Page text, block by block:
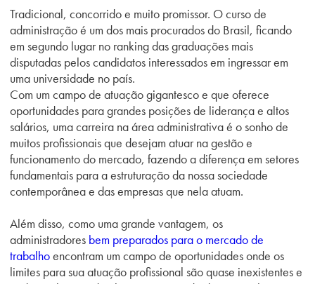
Tradicional, concorrido e muito promissor. O curso de
administração é um dos mais procurados do Brasil, ficando
em segundo lugar no ranking das graduações mais
disputadas pelos candidatos interessados em ingressar em
uma universidade no país.
Com um campo de atuação gigantesco e que oferece
oportunidades para grandes posições de liderança e altos
salários, uma carreira na área administrativa é o sonho de
muitos profissionais que desejam atuar na gestão e
funcionamento do mercado, fazendo a diferença em setores
fundamentais para a estruturação da nossa sociedade
contemporânea e das empresas que nela atuam.
Além disso, como uma grande vantagem, os
administradores bem preparados para o mercado de
trabalhoencontram um campo de oportunidades onde os
limites para sua atuação profissional são quase inexistentes e